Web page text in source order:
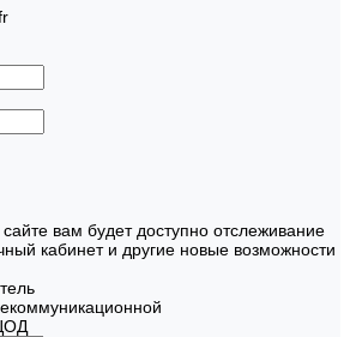
вам будет доступно отслеживание
кабинет и другие новые возможности